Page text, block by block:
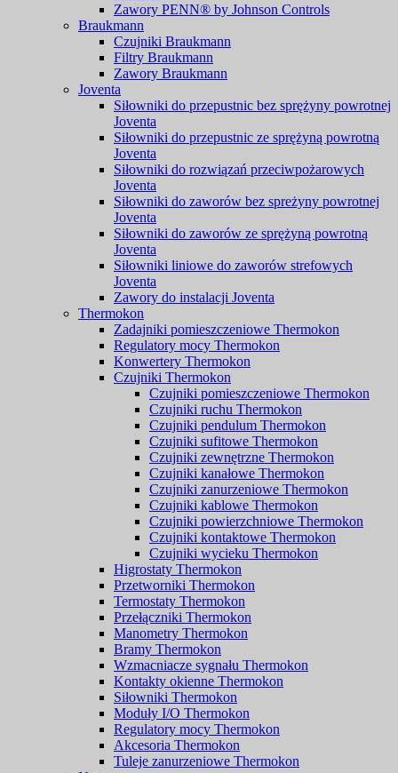
Zawory PENN® by Johnson Controls
Braukmann
Czujniki Braukmann
Filtry Braukmann
Zawory Braukmann
Joventa
Siłowniki do przepustnic bez sprężyny powrotnej
Joventa
Siłowniki do przepustnic ze sprężyną powrotną
Joventa
Siłowniki do rozwiązań przeciwpożarowych
Joventa
Siłowniki do zaworów bez spreżyny powrotnej
Joventa
Siłowniki do zaworów ze sprężyną powrotną
Joventa
Siłowniki liniowe do zaworów strefowych
Joventa
Zawory do instalacji Joventa
Thermokon
Zadajniki pomieszczeniowe Thermokon
Regulatory mocy Thermokon
Konwertery Thermokon
Czujniki Thermokon
Czujniki pomieszczeniowe Thermokon
Czujniki ruchu Thermokon
Czujniki pendulum Thermokon
Czujniki sufitowe Thermokon
Czujniki zewnętrzne Thermokon
Czujniki kanałowe Thermokon
Czujniki zanurzeniowe Thermokon
Czujniki kablowe Thermokon
Czujniki powierzchniowe Thermokon
Czujniki kontaktowe Thermokon
Czujniki wycieku Thermokon
Higrostaty Thermokon
Przetworniki Thermokon
Termostaty Thermokon
Przełączniki Thermokon
Manometry Thermokon
Bramy Thermokon
Wzmacniacze sygnału Thermokon
Kontakty okienne Thermokon
Siłowniki Thermokon
Moduły I/O Thermokon
Regulatory mocy Thermokon
Akcesoria Thermokon
Tuleje zanurzeniowe Thermokon